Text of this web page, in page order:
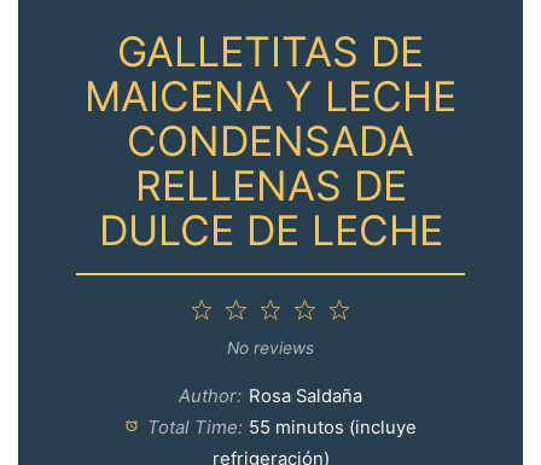
GALLETITAS DE
MAICENA Y LECHE
CONDENSADA
RELLENAS DE
DULCE DE LECHE
4
3
Stars
2
Stars
Star
No reviews
Author: Rosa Saldaña
Total Time: 55 minutos (incluye
refrigeración)